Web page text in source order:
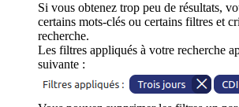
Si vous obtenez trop peu de résultats,
certains mots-clés ou certains filtres et
recherche.
Les filtres appliqués à votre recherche
suivante :